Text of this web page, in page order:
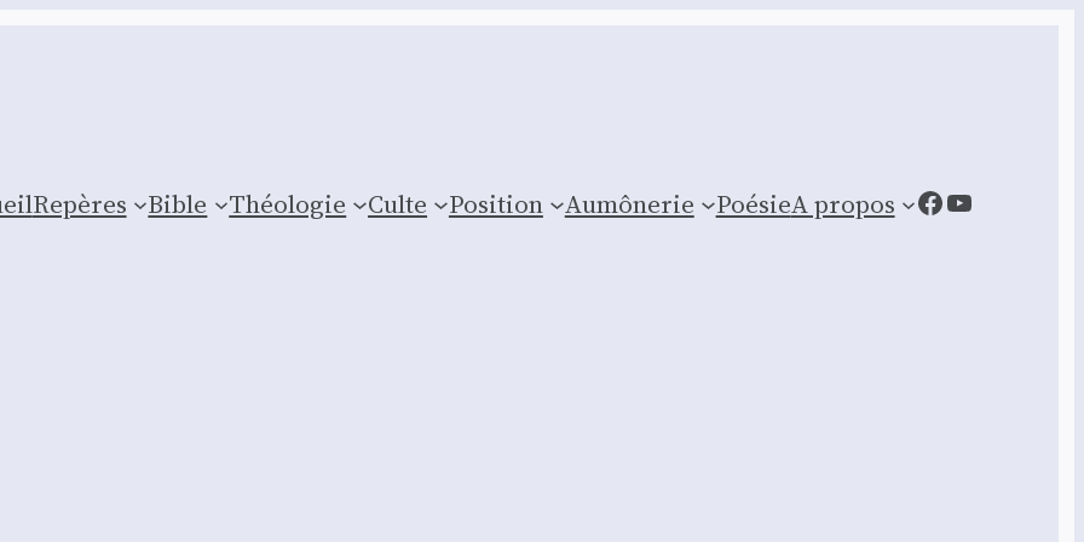
Repères Bible Théologie Culte Posi­tion Aumônerie PoésieA propos Facebook
YouTube